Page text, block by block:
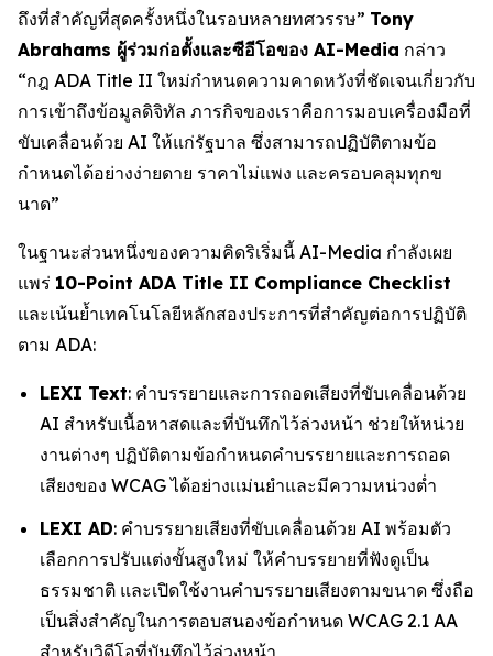
ถึงที่สำคัญที่สุดครั้งหนึ่งในรอบหลายทศวรรษ” Tony
Abrahams ผู้ร่วมก่อตั้งและซีอีโอของ AI-Media กล่าว
“กฎ ADA Title II ใหม่กำหนดความคาดหวังที่ชัดเจนเกี่ยวกับ
การเข้าถึงข้อมูลดิจิทัล ภารกิจของเราคือการมอบเครื่องมือที่
ขับเคลื่อนด้วย AI ให้แก่รัฐบาล ซึ่งสามารถปฏิบัติตามข้อ
กำหนดได้อย่างง่ายดาย ราคาไม่แพง และครอบคลุมทุกข
นาด”
ในฐานะส่วนหนึ่งของความคิดริเริ่มนี้ AI-Media กำลังเผย
แพร่ 10-Point ADA Title II Compliance Checklist
และเน้นย้ำเทคโนโลยีหลักสองประการที่สำคัญต่อการปฏิบัติ
ตาม ADA:
LEXI Text: คำบรรยายและการถอดเสียงที่ขับเคลื่อนด้วย
AI สำหรับเนื้อหาสดและที่บันทึกไว้ล่วงหน้า ช่วยให้หน่วย
งานต่างๆ ปฏิบัติตามข้อกำหนดคำบรรยายและการถอด
เสียงของ WCAG ได้อย่างแม่นยำและมีความหน่วงต่ำ
LEXI AD: คำบรรยายเสียงที่ขับเคลื่อนด้วย AI พร้อมตัว
เลือกการปรับแต่งขั้นสูงใหม่ ให้คำบรรยายที่ฟังดูเป็น
ธรรมชาติ และเปิดใช้งานคำบรรยายเสียงตามขนาด ซึ่งถือ
เป็นสิ่งสำคัญในการตอบสนองข้อกำหนด WCAG 2.1 AA
สำหรับวิดีโอที่บันทึกไว้ล่วงหน้า